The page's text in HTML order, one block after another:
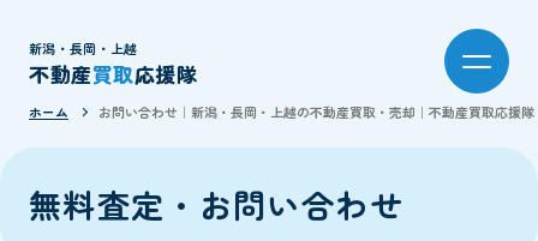
新潟・長岡・上越
不動産買取応援隊
ホーム お問い合わせ｜新潟・長岡・上越の不動産買取・売却｜不動産買取応援隊
無料査定・お問い合わせ